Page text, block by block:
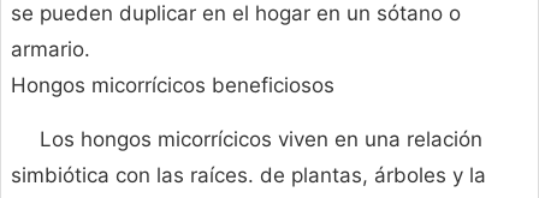
se pueden duplicar en el hogar en un sótano o
armario.
Hongos micorrícicos beneficiosos
Los hongos micorrícicos viven en una relación
simbiótica con las raíces. de plantas, árboles y la